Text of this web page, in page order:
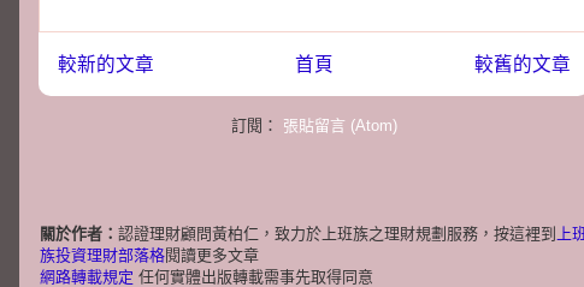
較新的文章 較舊的文章
首頁
訂閱： 張貼留言 (Atom)
關於作者： 認證理財顧問黃柏仁，致力於上班族之理財規劃服務，按這裡到 上
族投資理財部落格閱讀更多文章
網路轉載規定 任何實體出版轉載需事先取得同意